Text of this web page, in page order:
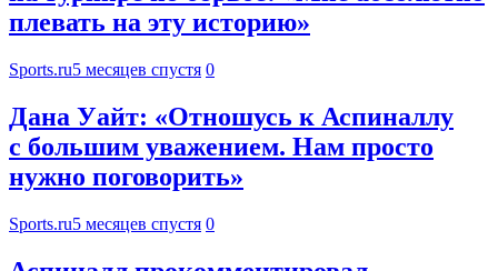
плевать на эту историю»
Sports.ru5 месяцев спустя 0
Дана Уайт: «Отношусь к Аспиналлу
с большим уважением. Нам просто
нужно поговорить»
Sports.ru5 месяцев спустя 0